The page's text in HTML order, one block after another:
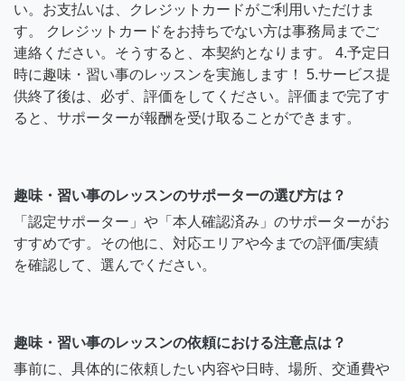
い。お支払いは、クレジットカードがご利用いただけま
す。 クレジットカードをお持ちでない方は事務局までご
連絡ください。そうすると、本契約となります。 4.予定日
時に趣味・習い事のレッスンを実施します！ 5.サービス提
供終了後は、必ず、評価をしてください。評価まで完了す
ると、サポーターが報酬を受け取ることができます。
趣味・習い事のレッスンのサポーターの選び方は？
「認定サポーター」や「本人確認済み」のサポーターがお
すすめです。その他に、対応エリアや今までの評価/実績
を確認して、選んでください。
趣味・習い事のレッスンの依頼における注意点は？
事前に、具体的に依頼したい内容や日時、場所、交通費や